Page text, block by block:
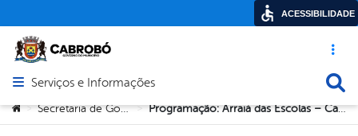
Acesso
Abrir menu principal de navegação
Serviços e Informações
Você está aqui:
> Secretaria de Governo > Programação: Arraiá das Escolas – Cabrobó-PE.
ACESSIBILIDADE